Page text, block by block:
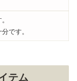
です。
テム